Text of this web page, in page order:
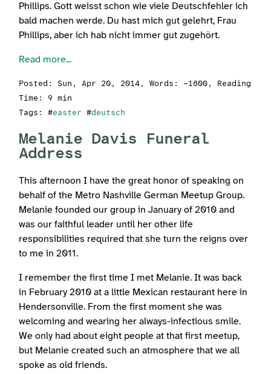
Phillips. Gott weisst schon wie viele Deutschfehler ich
bald machen werde. Du hast mich gut gelehrt, Frau
Phillips, aber ich hab nicht immer gut zugehört.
Read more...
Posted: Sun, Apr 20, 2014 , Words: ~1800, Reading
Time: 9 min
Tags: #easter #deutsch
Melanie Davis Funeral
Address
This afternoon I have the great honor of speaking on
behalf of the Metro Nashville German Meetup Group.
Melanie founded our group in January of 2010 and
was our faithful leader until her other life
responsibilities required that she turn the reigns over
to me in 2011.
I remember the first time I met Melanie. It was back
in February 2010 at a little Mexican restaurant here in
Hendersonville. From the first moment she was
welcoming and wearing her always-infectious smile.
We only had about eight people at that first meetup,
but Melanie created such an atmosphere that we all
spoke as old friends.